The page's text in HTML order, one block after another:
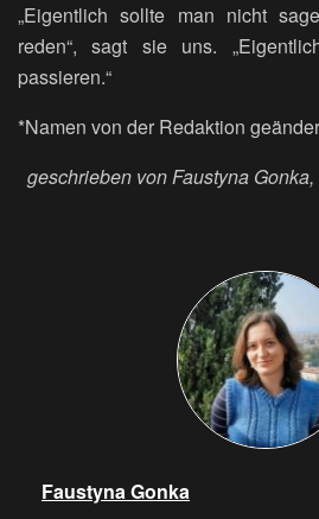
„Eigentlich sollte man nicht
reden“, sagt sie uns.
passieren.“
*Namen von der Redaktion
geschrieben von Faustyna
Faustyna Gonka